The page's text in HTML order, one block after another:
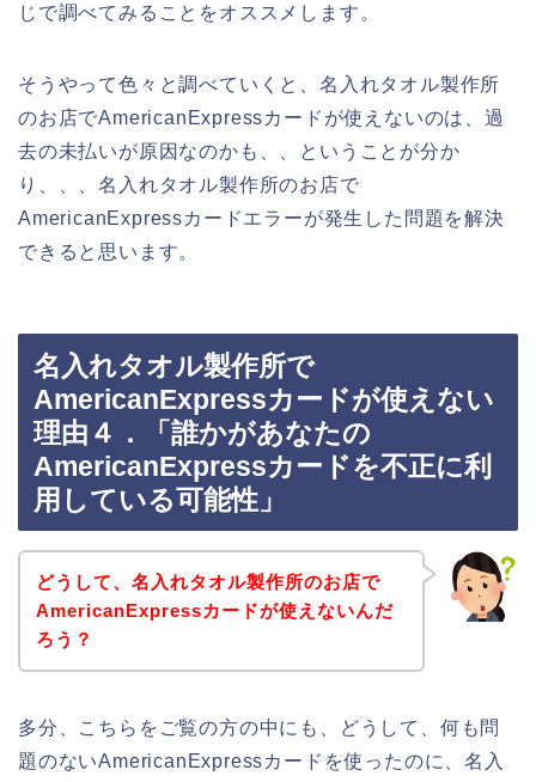
じで調べてみることをオススメします。
そうやって色々と調べていくと、名入れタオル製作所
のお店でAmericanExpressカードが使えないのは、過
去の未払いが原因なのかも、、ということが分か
り、、、名入れタオル製作所のお店で
AmericanExpressカードエラーが発生した問題を解決
できると思います。
名入れタオル製作所で
AmericanExpressカードが使えない
理由４．「誰かがあなたの
AmericanExpressカードを不正に利
用している可能性」
どうして、名入れタオル製作所のお店で
AmericanExpressカードが使えないんだ
ろう？
多分、こちらをご覧の方の中にも、どうして、何も問
題のないAmericanExpressカードを使ったのに、名入